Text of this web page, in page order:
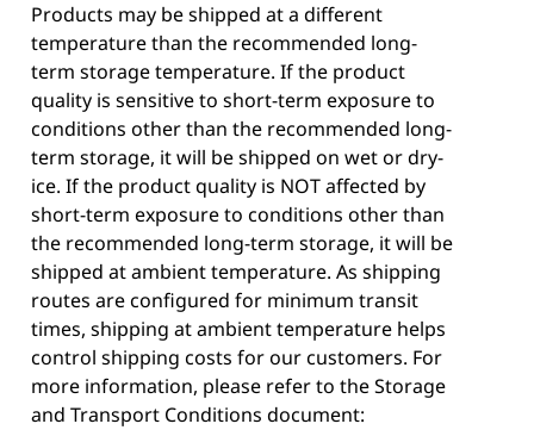
Products may be shipped at a different
temperature than the recommended long-
term storage temperature. If the product
quality is sensitive to short-term exposure to
conditions other than the recommended long-
term storage, it will be shipped on wet or dry-
ice. If the product quality is NOT affected by
short-term exposure to conditions other than
the recommended long-term storage, it will be
shipped at ambient temperature. As shipping
routes are configured for minimum transit
times, shipping at ambient temperature helps
control shipping costs for our customers. For
more information, please refer to the Storage
and Transport Conditions document: